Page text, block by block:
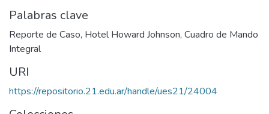
Palabras clave
Reporte de Caso, Hotel Howard Johnson, Cuadro de Mando
Integral
URI
https://repositorio.21.edu.ar/handle/ues21/24004